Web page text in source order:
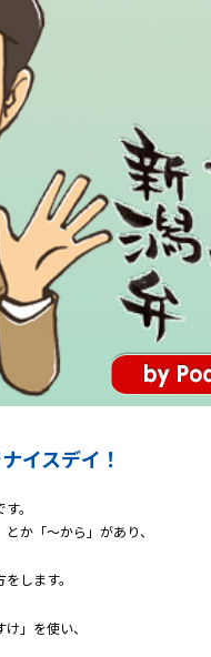
イスデイ！
。
か「～から」があり、
します。
」を使い、